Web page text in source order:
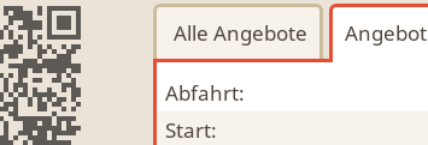
Alle Angebote Angebot
Abfahrt:
Start: